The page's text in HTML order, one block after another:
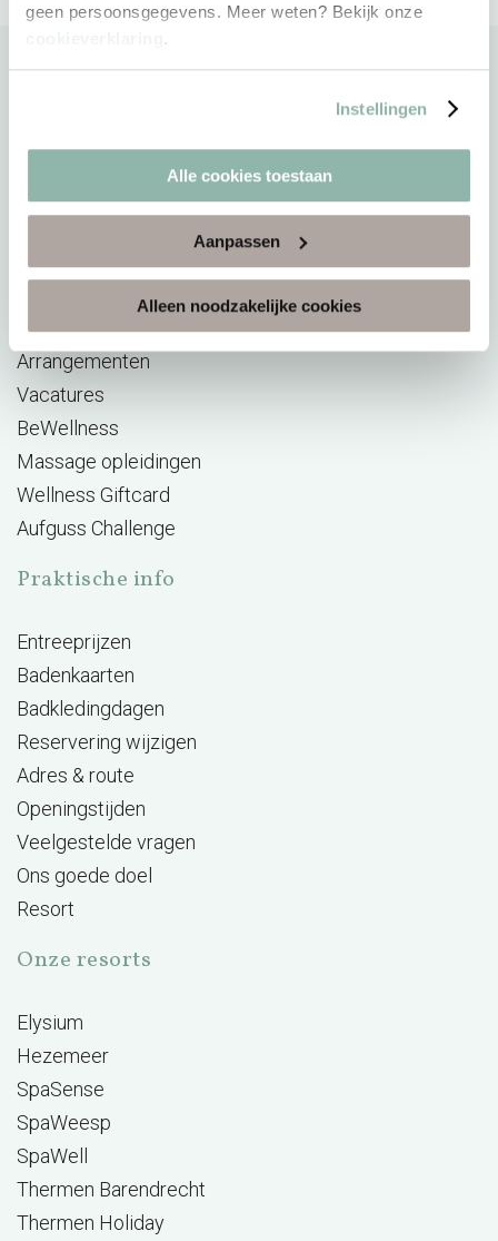
geen persoonsgegevens. Meer weten? Bekijk onze
.
Instellingen
Alle cookies toestaan
Aanpassen
Alleen noodzakelijke cookies
Acties
E-ticket verzilveren
Saunabon
Arrangementen
Vacatures
BeWellness
Massage opleidingen
Wellness Giftcard
Aufguss Challenge
Praktische info
Entreeprijzen
Badenkaarten
Badkledingdagen
Reservering wijzigen
Adres & route
Openingstijden
Veelgestelde vragen
Ons goede doel
Resort
Onze resorts
Elysium
Hezemeer
SpaSense
SpaWeesp
SpaWell
Thermen Barendrecht
Thermen Holiday